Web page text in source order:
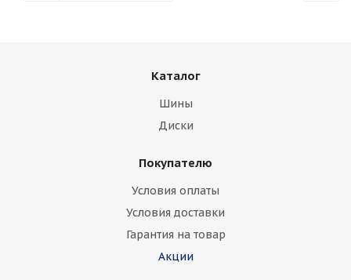
Каталог
Шины
Диски
Покупателю
Условия оплаты
Условия доставки
Гарантия на товар
Акции